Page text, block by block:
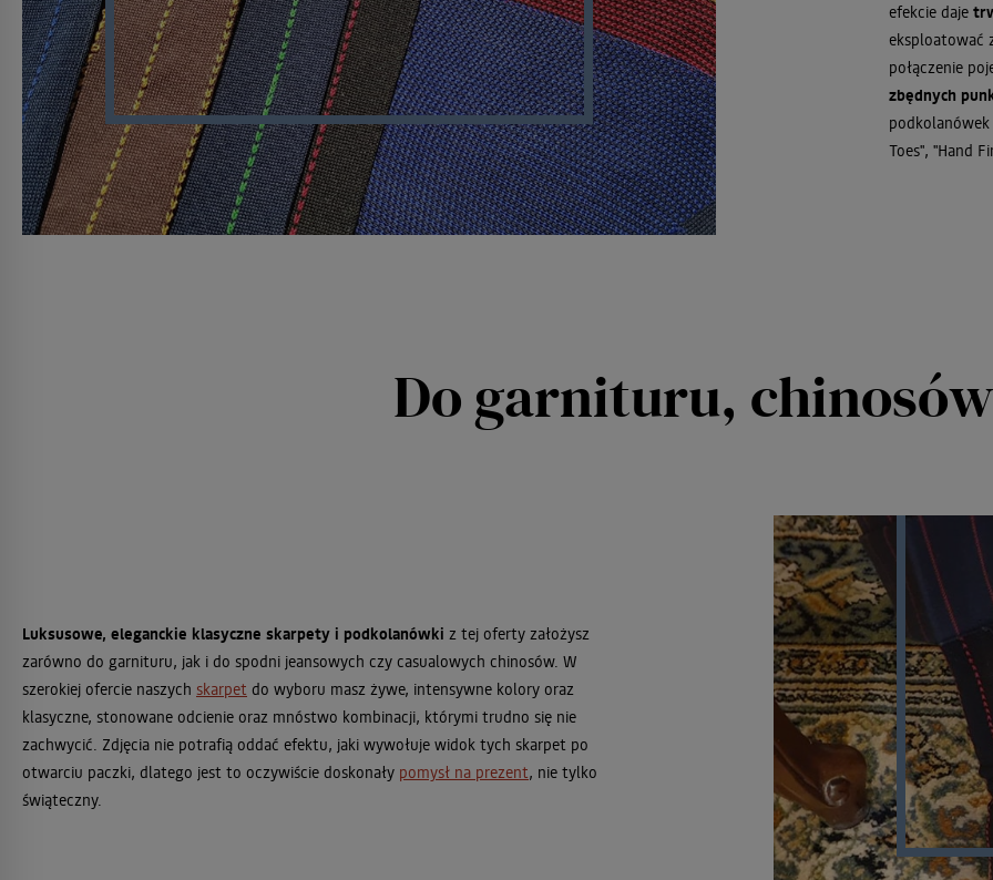
efekcie daje
eksploatować
połączenie
zbędnych
podkolanówek
Toes", "Hand
Do garnituru,
Luksusowe, eleganckie klasyczne skarpety i podkolanówki z tej oferty założysz
zarówno do garnituru, jak i do spodni jeansowych czy casualowych chinosów. W
szerokiej ofercie naszych skarpet do wyboru masz żywe, intensywne kolory oraz
klasyczne, stonowane odcienie oraz mnóstwo kombinacji, którymi trudno się nie
zachwycić. Zdjęcia nie potrafią oddać efektu, jaki wywołuje widok tych skarpet po
otwarciu paczki, dlatego jest to oczywiście doskonały pomysł na prezent, nie tylko
świąteczny.